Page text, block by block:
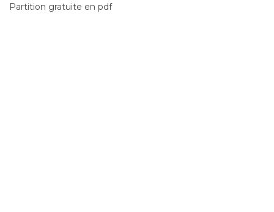
Partition gratuite en pdf